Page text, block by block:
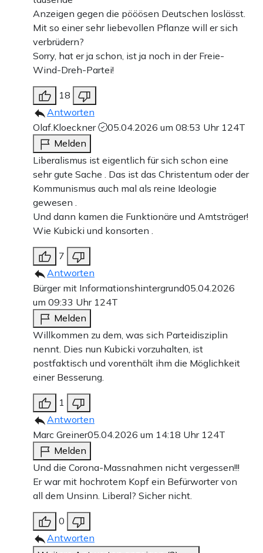
Anzeigen gegen die pööösen Deutschen loslässt.
Mit so einer sehr liebevollen Pflanze will er sich
verbrüdern?
Sorry, hat er ja schon, ist ja noch in der Freie-
Wind-Dreh-Partei!
18
Antworten
Olaf.Kloeckner
05.04.2026 um 08:53 Uhr 124T
Melden
Liberalismus ist eigentlich für sich schon eine
sehr gute Sache . Das ist das Christentum oder der
Kommunismus auch mal als reine Ideologie
gewesen .
Und dann kamen die Funktionäre und Amtsträger!
Wie Kubicki und konsorten .
7
Antworten
Bürger mit Informationshintergrund05.04.2026
um 09:33 Uhr 124T
Melden
Willkommen zu dem, was sich Parteidisziplin
nennt. Dies nun Kubicki vorzuhalten, ist
postfaktisch und vorenthält ihm die Möglichkeit
einer Besserung.
1
Antworten
Marc Greiner05.04.2026 um 14:18 Uhr 124T
Melden
Und die Corona-Massnahmen nicht vergessen!!!
Er war mit hochrotem Kopf ein Befürworter von
all dem Unsinn. Liberal? Sicher nicht.
0
Antworten